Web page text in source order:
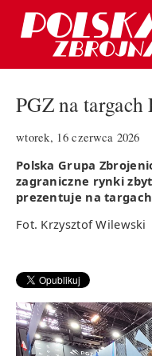
PGZ na
wtorek, 16 czerwca 2026
Polska Grupa
zagraniczne rynki
prezentuje na
Fot. Krzysztof Wilewski